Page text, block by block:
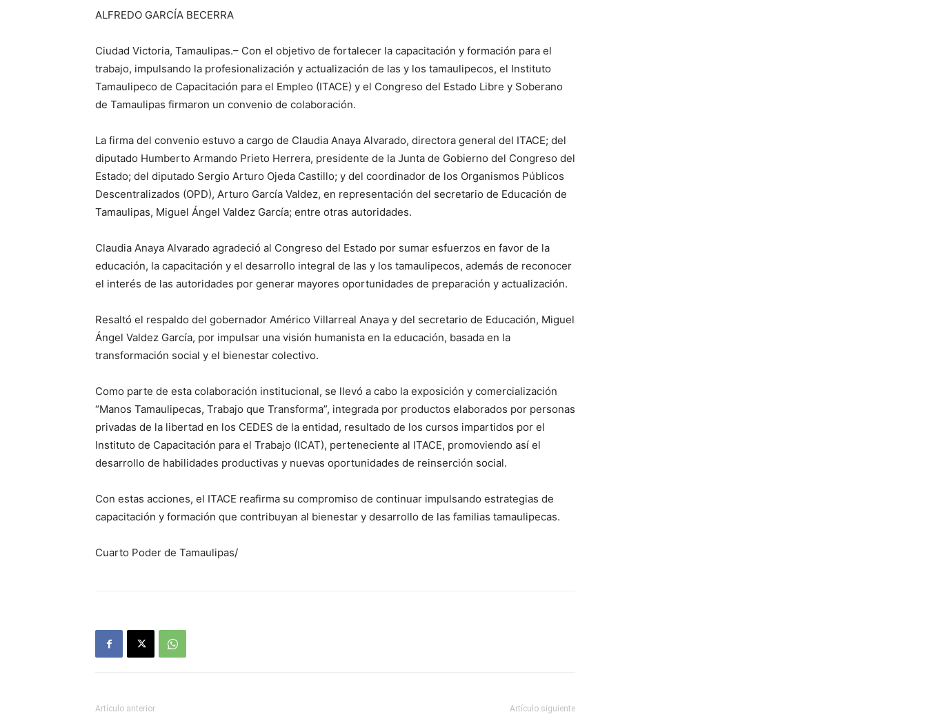
ALFREDO GARCÍA BECERRA
Ciudad Victoria, Tamaulipas.– Con el objetivo de fortalecer la capacitación y formación para el
trabajo, impulsando la profesionalización y actualización de las y los tamaulipecos, el Instituto
Tamaulipeco de Capacitación para el Empleo (ITACE) y el Congreso del Estado Libre y Soberano
de Tamaulipas firmaron un convenio de colaboración.
La firma del convenio estuvo a cargo de Claudia Anaya Alvarado, directora general del ITACE; del
diputado Humberto Armando Prieto Herrera, presidente de la Junta de Gobierno del Congreso del
Estado; del diputado Sergio Arturo Ojeda Castillo; y del coordinador de los Organismos Públicos
Descentralizados (OPD), Arturo García Valdez, en representación del secretario de Educación de
Tamaulipas, Miguel Ángel Valdez García; entre otras autoridades.
Claudia Anaya Alvarado agradeció al Congreso del Estado por sumar esfuerzos en favor de la
educación, la capacitación y el desarrollo integral de las y los tamaulipecos, además de reconocer
el interés de las autoridades por generar mayores oportunidades de preparación y actualización.
Resaltó el respaldo del gobernador Américo Villarreal Anaya y del secretario de Educación, Miguel
Ángel Valdez García, por impulsar una visión humanista en la educación, basada en la
transformación social y el bienestar colectivo.
Como parte de esta colaboración institucional, se llevó a cabo la exposición y comercialización
“Manos Tamaulipecas, Trabajo que Transforma”, integrada por productos elaborados por personas
privadas de la libertad en los CEDES de la entidad, resultado de los cursos impartidos por el
Instituto de Capacitación para el Trabajo (ICAT), perteneciente al ITACE, promoviendo así el
desarrollo de habilidades productivas y nuevas oportunidades de reinserción social.
Con estas acciones, el ITACE reafirma su compromiso de continuar impulsando estrategias de
capacitación y formación que contribuyan al bienestar y desarrollo de las familias tamaulipecas.
Cuarto Poder de Tamaulipas/
Artículo anterior Artículo siguiente